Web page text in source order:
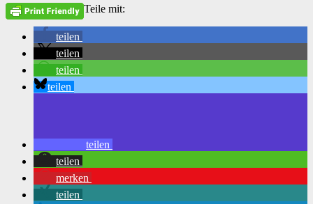
Teile mit:
teilen
teilen
teilen
teilen
teilen
teilen
merken
teilen